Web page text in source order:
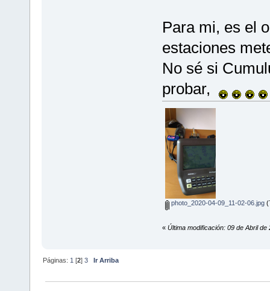
Para mi, es el
estaciones
No sé si
probar,
photo_2020-04-09_11-02-06.jpg
« Última modificación: 09 de Abril de
Páginas: 1 [2]3 Ir Arriba